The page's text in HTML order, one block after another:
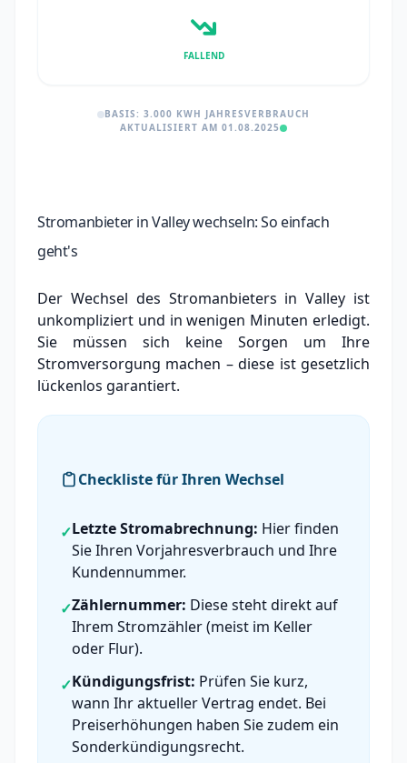
FALLEND
BASIS: 3.000 KWH JAHRESVERBRAUCH
AKTUALISIERT AM 01.08.2025
Stromanbieter in Valley wechseln: So einfach
geht's
Der Wechsel des Stromanbieters in Valley ist
unkompliziert und in wenigen Minuten erledigt.
Sie müssen sich keine Sorgen um Ihre
Stromversorgung machen – diese ist gesetzlich
lückenlos garantiert.
Checkliste für Ihren Wechsel
✓Letzte Stromabrechnung: Hier finden
Sie Ihren Vorjahresverbrauch und Ihre
Kundennummer.
✓Zählernummer: Diese steht direkt auf
Ihrem Stromzähler (meist im Keller
oder Flur).
✓Kündigungsfrist: Prüfen Sie kurz,
wann Ihr aktueller Vertrag endet. Bei
Preiserhöhungen haben Sie zudem ein
Sonderkündigungsrecht.